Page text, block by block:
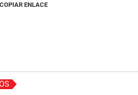
COPIAR ENLACE